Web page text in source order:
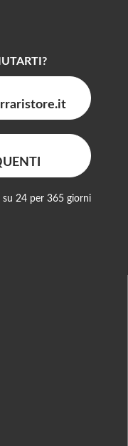
24 per 365 giorni